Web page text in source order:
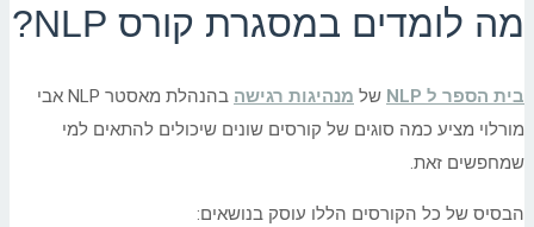
מה לומדים במסגרת קורס NLP?
בית הספר ל NLP של מנהיגות רגישה
בהנהלת מאסטר NLP אבי
מורלוי מציע כמה סוגים של קורסים שונים שיכולים להתאים למי
שמחפשים זאת.
הבסיס של כל הקורסים הללו עוסק בנושאים: